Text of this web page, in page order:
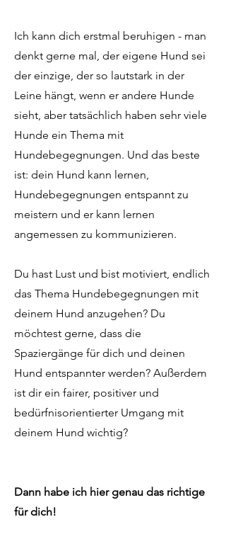
Ich kann dich erstmal beruhigen - man
denkt gerne mal, der eigene Hund sei
der einzige, der so lautstark in der
Leine hängt, wenn er andere Hunde
sieht, aber tatsächlich haben sehr viele
Hunde ein Thema mit
Hundebegegnungen. Und das beste
ist: dein Hund kann lernen,
Hundebegegnungen entspannt zu
meistern und er kann lernen
angemessen zu kommunizieren.
Du hast Lust und bist motiviert, endlich
das Thema Hundebegegnungen mit
deinem Hund anzugehen? Du
möchtest gerne, dass die
Spaziergänge für dich und deinen
Hund entspannter werden? Außerdem
ist dir ein fairer, positiver und
bedürfnisorientierter Umgang mit
deinem Hund wichtig?
Dann habe ich hier genau das richtige
für dich!